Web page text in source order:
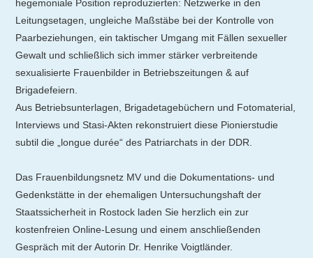
hegemoniale Position reproduzierten: Netzwerke in den
Leitungsetagen, ungleiche Maßstäbe bei der Kontrolle von
Paarbeziehungen, ein taktischer Umgang mit Fällen sexueller
Gewalt und schließlich sich immer stärker verbreitende
sexualisierte Frauenbilder in Betriebszeitungen & auf
Brigadefeiern.
Aus Betriebsunterlagen, Brigadetagebüchern und Fotomaterial,
Interviews und Stasi-Akten rekonstruiert diese Pionierstudie
subtil die „longue durée“ des Patriarchats in der DDR.
Das Frauenbildungsnetz MV und die Dokumentations- und
Gedenkstätte in der ehemaligen Untersuchungshaft der
Staatssicherheit in Rostock laden Sie herzlich ein zur
kostenfreien Online-Lesung und einem anschließenden
Gespräch mit der Autorin Dr. Henrike Voigtländer.